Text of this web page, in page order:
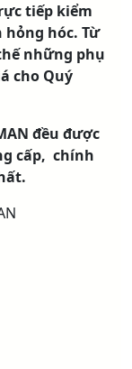
tiếp kiểm
hóc. Từ
những phụ
cho Quý
đều được
cấp, chính